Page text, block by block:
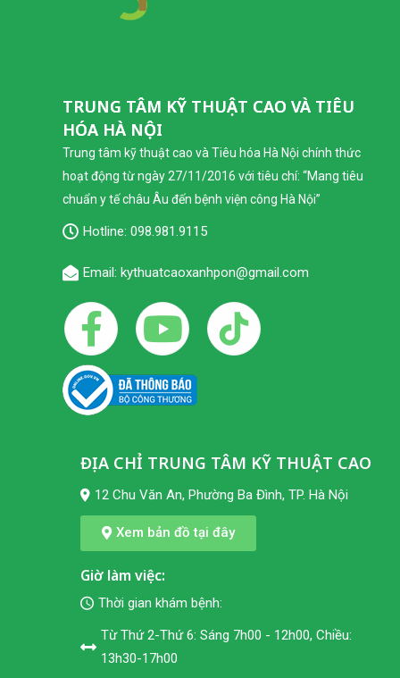
TRUNG TÂM KỸ THUẬT CAO VÀ TIÊU
HÓA HÀ NỘI
Trung tâm kỹ thuật cao và Tiêu hóa Hà Nội chính thức
hoạt động từ ngày 27/11/2016 với tiêu chí: “Mang tiêu
chuẩn y tế châu Âu đến bệnh viện công Hà Nội”
Hotline: 098.981.9115
Email: kythuatcaoxanhpon@gmail.com
ĐỊA CHỈ TRUNG TÂM KỸ THUẬT CAO
12 Chu Văn An, Phường Ba Đình, TP. Hà Nội
Xem bản đồ tại đây
Giờ làm việc:
Thời gian khám bệnh:
Từ Thứ 2-Thứ 6: Sáng 7h00 - 12h00, Chiều:
13h30-17h00